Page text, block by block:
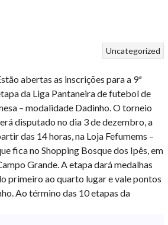
Uncategorized
abertas as inscrições para a 9ª
da Liga Pantaneira de futebol de
– modalidade Dadinho. O torneio
disputado no dia 3 de dezembro, a
das 14 horas, na Loja Fefumems –
fica no Shopping Bosque dos Ipês, em
Grande. A etapa dará medalhas
primeiro ao quarto lugar e vale pontos
Ao término das 10 etapas da